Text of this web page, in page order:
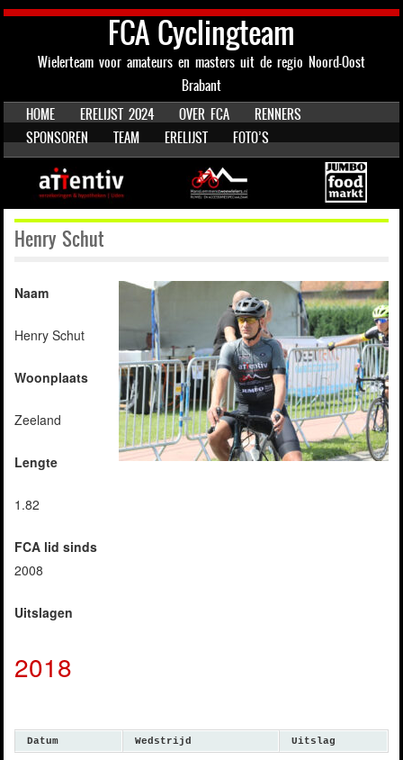
FCA Cyclingteam
Wielerteam voor amateurs en masters uit de regio Noord-Oost
Brabant
Menu
SKIP TO CONTENT
HOME ERELIJST 2024 OVER FCA
RENNERS
SPONSOREN
TEAM ERELIJST FOTO’S
Henry Schut
Naam
Henry Schut
Woonplaats
Zeeland
Lengte
1.82
FCA lid sinds
2008
Uitslagen
2018
Datum Wedstrijd Uitslag